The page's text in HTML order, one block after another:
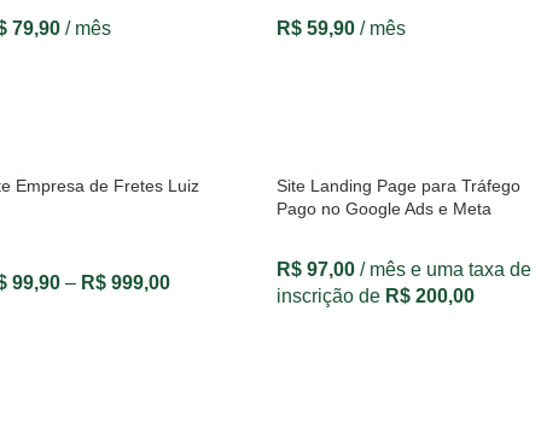
79,90 / mês R$ 59,90 / mês
Empresa de Fretes Luiz
99,90 – R$ 999,00
Site Landing Page para Tráfego
Pago no Google Ads e Meta
R$ 97,00 / mês e uma taxa de
inscrição de R$ 200,00